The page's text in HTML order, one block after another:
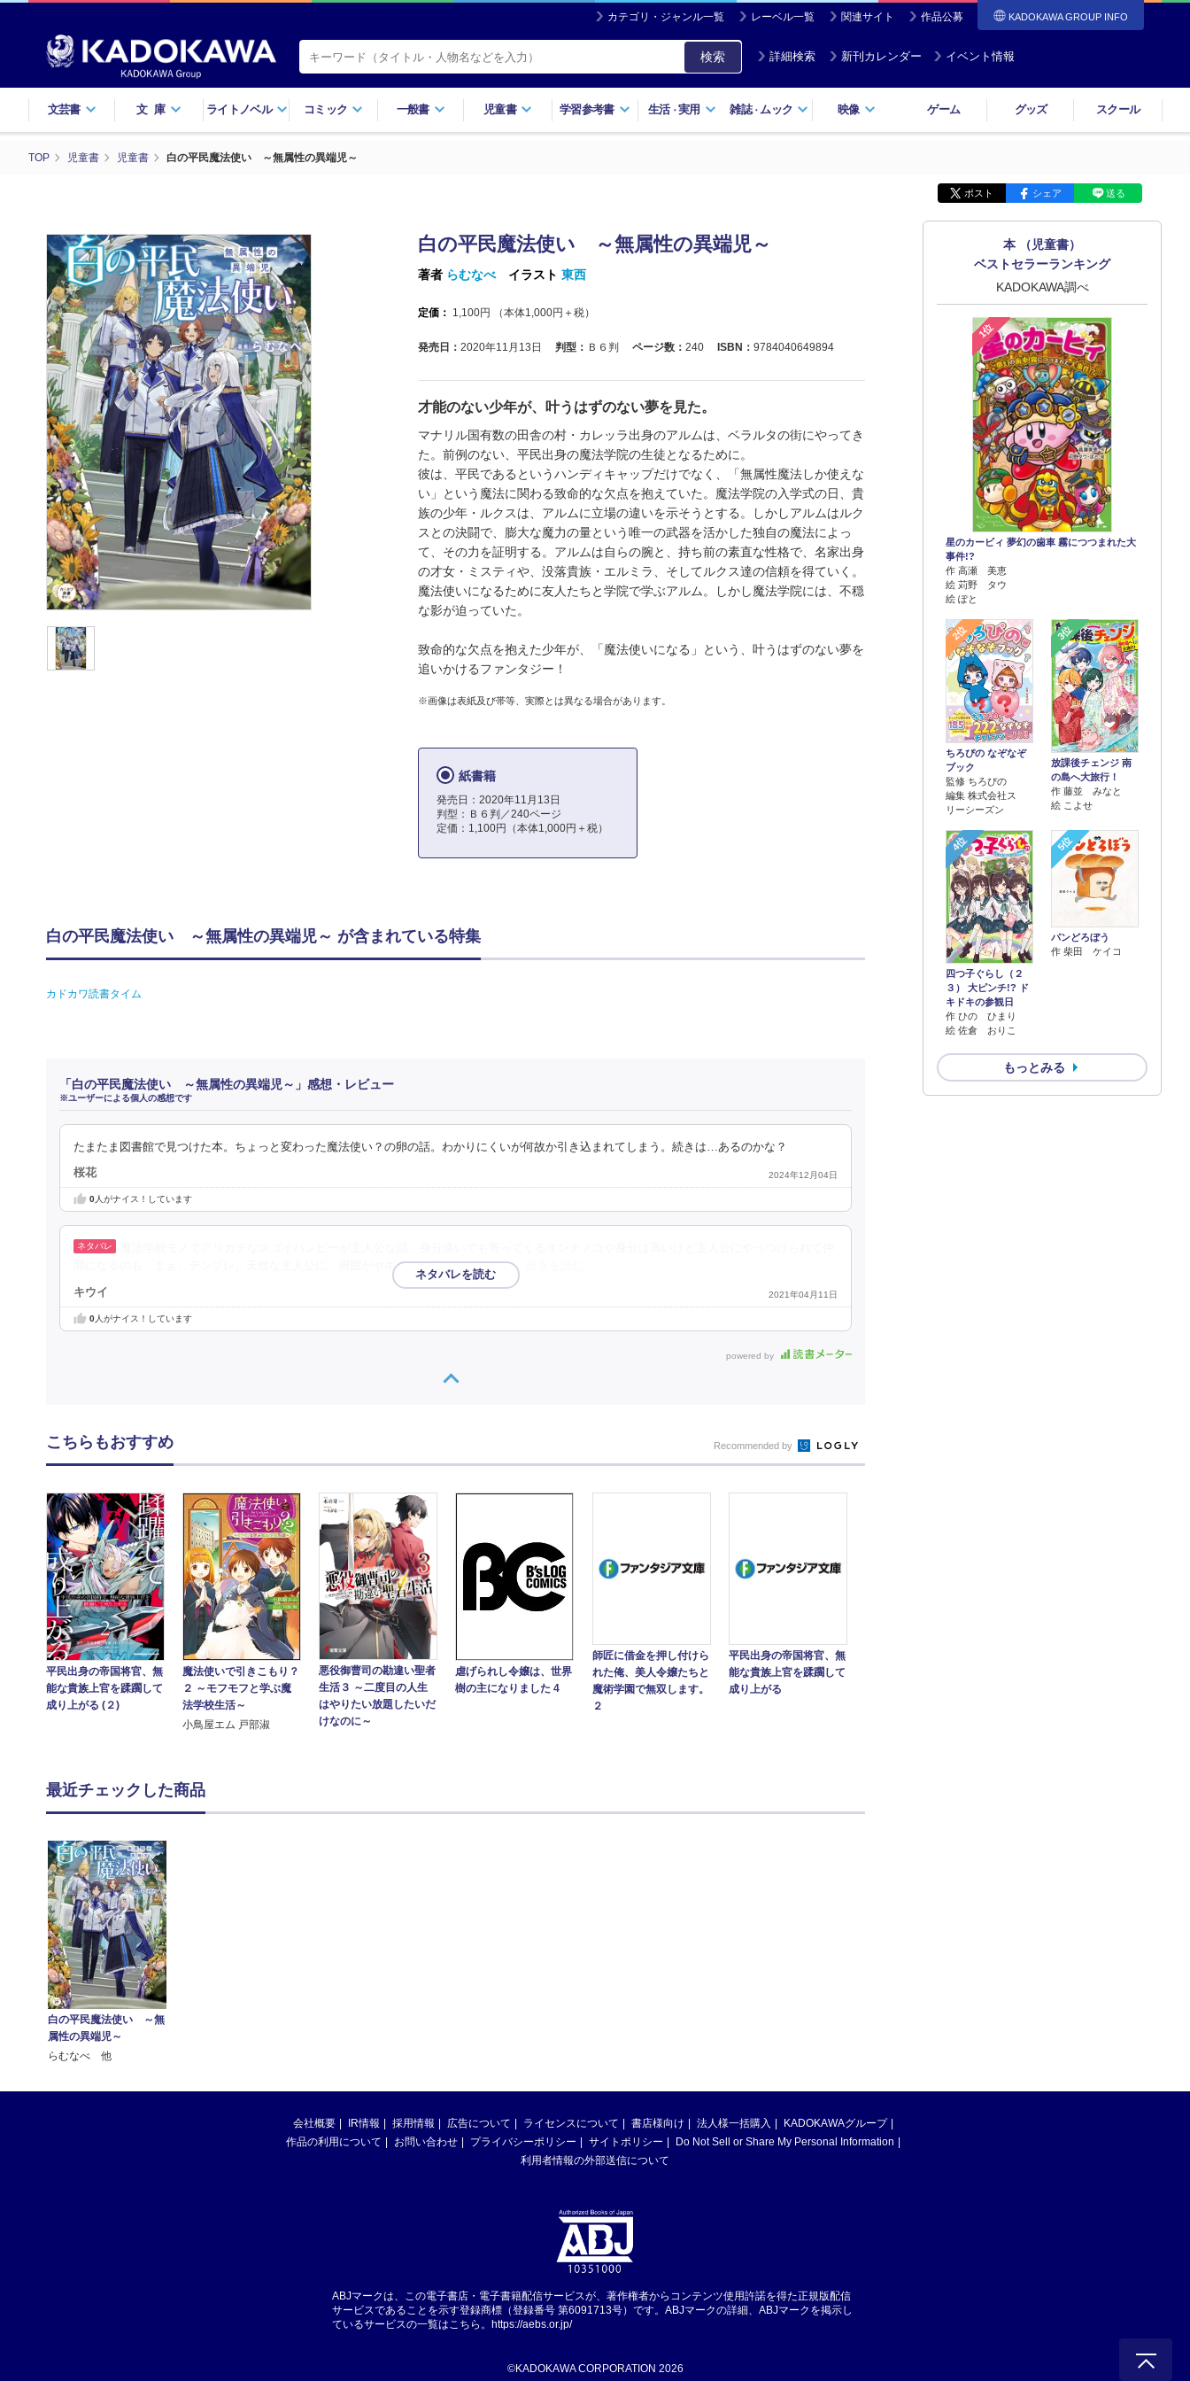
カテゴリ・ジャンル一覧 レーベル一覧 関連サイト 作品公募 KADOKAWA GROUP INFO
検索 詳細検索 新刊カレンダー イベント情報
文芸書 文庫 ライトノベル コミック 一般書 児童書 学習参考書 生活・実用 雑誌・ ムック 映像 ゲーム グッズ スクール
TOP 児童書 児童書 白の平民魔法使い ～無属性の異端児～
ポスト シェア 送る
白の平民魔法使い ～無属性の異端児～
著者 らむなべ イラスト 東西
定価： 1,100円 （本体1,000円＋税）
発売日： 2020年11月13日 判型： Ｂ６判 ページ数： 240 ISBN： 9784040649894
才能のない少年が、叶うはずのない夢を見た。
マナリル国有数の田舎の村・カレッラ出身のアルムは、ベラルタの街にやってき
た。前例のない、平民出身の魔法学院の生徒となるために。
彼は、平民であるというハンディキャップだけでなく、「無属性魔法しか使えな
い」という魔法に関わる致命的な欠点を抱えていた。魔法学院の入学式の日、貴
族の少年・ルクスは、アルムに立場の違いを示そうとする。しかしアルムはルク
スとの決闘で、膨大な魔力の量という唯一の武器を活かした独自の魔法によっ
て、その力を証明する。アルムは自らの腕と、持ち前の素直な性格で、名家出身
の才女・ミスティや、没落貴族・エルミラ、そしてルクス達の信頼を得ていく。
魔法使いになるために友人たちと学院で学ぶアルム。しかし魔法学院には、不穏
な影が迫っていた。
致命的な欠点を抱えた少年が、「魔法使いになる」という、叶うはずのない夢を
追いかけるファンタジー！
※画像は表紙及び帯等、実際とは異なる場合があります。
紙書籍
発売日：2020年11月13日
判型：Ｂ６判／240ページ
定価：1,100円（本体1,000円＋税）
白の平民魔法使い ～無属性の異端児～ が含まれている特集
カドカワ読書タイム
「白の平民魔法使い ～無属性の異端児～」感想・レビュー
※ユーザーによる個人の感想です
たまたま図書館で見つけた本。ちょっと変わった魔法使い？の卵の話。わかりにくいが何故か引き込まれてしまう。続きは…あるのかな？
桜花 2024年12月04日
0人がナイス！しています
間になるのも、まぁ、テンプレ。天然な主人公に、周囲がヤキモキし過ぎるけど、あ …続きを読む
キウイ 2021年04月11日
0人がナイス！しています
powered by
本 （児童書）
ベストセラーランキング
KADOKAWA調べ
1位
星のカービィ 夢幻の歯車 霧につつまれた大
事件!?
作 高瀬 美恵
絵 苅野 タウ
絵 ぽと
2位
ちろぴの なぞなぞ
ブック
監修 ちろぴの
編集 株式会社ス
リーシーズン
3位
放課後チェンジ 南
の島へ大旅行！
作 藤並 みなと
絵 こよせ
4位
四つ子ぐらし（２
３） 大ピンチ!? ド
キドキの参観日
作 ひの ひまり
絵 佐倉 おりこ
5位
パンどろぼう
作 柴田 ケイコ
もっとみる
こちらもおすすめ Recommended by
平民出身の帝国将官、無
能な貴族上官を蹂躙して
成り上がる (２)
魔法使いで引きこもり？
２ ～モフモフと学ぶ魔
法学校生活～
小鳥屋エム 戸部淑
悪役御曹司の勘違い聖者
生活３ ～二度目の人生
はやりたい放題したいだ
けなのに～
虐げられし令嬢は、世界
樹の主になりました 4
師匠に借金を押し付けら
れた俺、美人令嬢たちと
魔術学園で無双します。
２
平民出身の帝国将官、無
能な貴族上官を蹂躙して
成り上がる
最近チェックした商品
白の平民魔法使い ～無
属性の異端児～
らむなべ 他
会社概要 IR情報 採用情報 広告について ライセンスについて 書店様向け 法人様一括購入
KADOKAWAグループ
作品の利用について
お問い合わせ プライバシーポリシー サイトポリシー
Do Not Sell or Share My Personal Information
利用者情報の外部送信について
ABJマークは、この電子書店・電子書籍配信サービスが、著作権者からコンテンツ使用許諾を得た正規版配信
サービスであることを示す登録商標（登録番号 第6091713号）です。ABJマークの詳細、ABJマークを掲示し
ているサービスの一覧はこちら。 https://aebs.or.jp/
©KADOKAWA CORPORATION 2026